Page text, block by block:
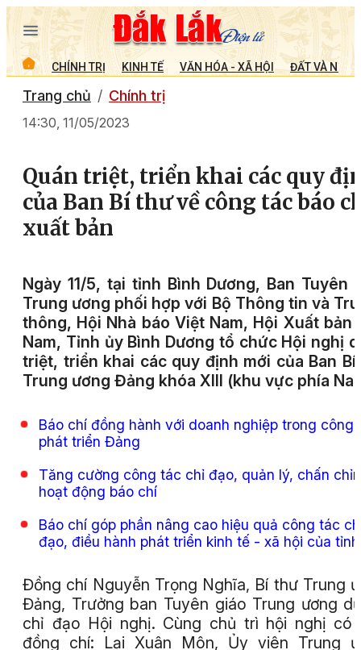
CHÍNH TRỊ KINH TẾ VĂN HÓA - XÃ HỘI ĐẤT VÀ
Trang chủ Chính trị
14:30, 11/05/2023
Quán triệt, triển khai các quy
của Ban Bí thư về công tác báo
xuất bản
Ngày 11/5, tại tỉnh Bình Dương, Ban Tuyên
Trung ương phối hợp với Bộ Thông tin và
thông, Hội Nhà báo Việt Nam, Hội Xuất bản
Nam, Tỉnh ủy Bình Dương tổ chức Hội nghị
triệt, triển khai các quy định mới của Ban
Trung ương Đảng khóa XIII (khu vực phía
Báo chí đồng hành với doanh nghiệp trong công
phát triển Đảng
Tăng cường công tác chỉ đạo, quản lý, chấn
hoạt động báo chí
Báo chí góp phần nâng cao hiệu quả công tác
đạo, điều hành phát triển kinh tế - xã hội của tỉnh
Đồng chí Nguyễn Trọng Nghĩa, Bí thư Trung
Đảng, Trưởng ban Tuyên giáo Trung ương
chỉ đạo Hội nghị. Cùng chủ trì hội nghị có
đồng chí: Lại Xuân Môn, Ủy viên Trung